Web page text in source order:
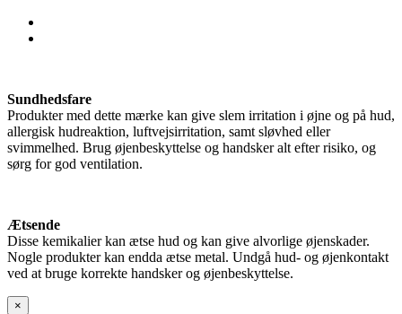
Sundhedsfare
Produkter med dette mærke kan give slem irritation i øjne og på hud,
allergisk hudreaktion, luftvejsirritation, samt sløvhed eller
svimmelhed. Brug øjenbeskyttelse og handsker alt efter risiko, og
sørg for god ventilation.
Ætsende
Disse kemikalier kan ætse hud og kan give alvorlige øjenskader.
Nogle produkter kan endda ætse metal. Undgå hud- og øjenkontakt
ved at bruge korrekte handsker og øjenbeskyttelse.
×